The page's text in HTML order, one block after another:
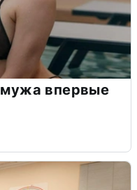
мужа впервые